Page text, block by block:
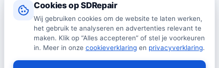
Cookies op SDRepair
Wij gebruiken cookies om de website te laten werken,
het gebruik te analyseren en advertenties relevant te
maken. Klik op “Alles accepteren” of stel je voorkeuren
in. Meer in onze cookieverklaring en privacyverklaring.
Verzending & levering
Retourneren
Algemene voorwaarden